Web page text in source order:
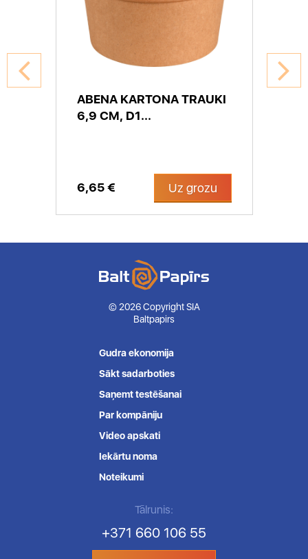
ABENA KARTONA TRAUKI
6,9 CM, D1...
6,65 € Uz grozu
© 2026 Copyright SIA
Baltpapirs
Gudra ekonomija
Sākt sadarboties
Saņemt testēšanai
Par kompāniju
Video apskati
Iekārtu noma
Noteikumi
Tālrunis:
+371 660 106 55